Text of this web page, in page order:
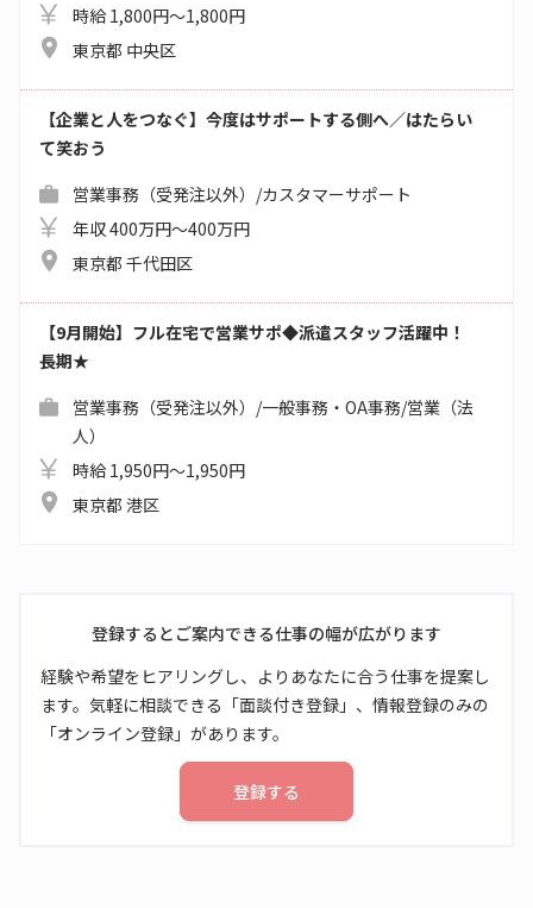
時給 1,800円～1,800円
東京都 中央区
【企業と人をつなぐ】今度はサポートする側へ／はたらい
て笑おう
営業事務（受発注以外）/カスタマーサポート
年収 400万円～400万円
東京都 千代田区
【9月開始】フル在宅で営業サポ◆派遣スタッフ活躍中！
長期★
営業事務（受発注以外）/一般事務・OA事務/営業（法
人）
時給 1,950円～1,950円
東京都 港区
登録するとご案内できる仕事の幅が広がります
経験や希望をヒアリングし、よりあなたに合う仕事を提案し
ます。気軽に相談できる「面談付き登録」、情報登録のみの
「オンライン登録」があります。
登録する